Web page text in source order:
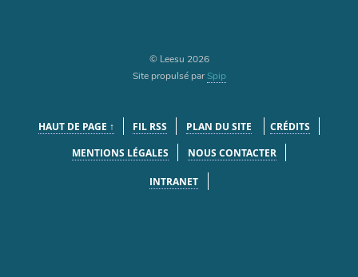
© Leesu 2026
Site propulsé parSpip
HAUT DE PAGE ↑ FIL RSS PLAN DU SITE
CRÉDITS
MENTIONS LÉGALES
NOUS CONTACTER
INTRANET